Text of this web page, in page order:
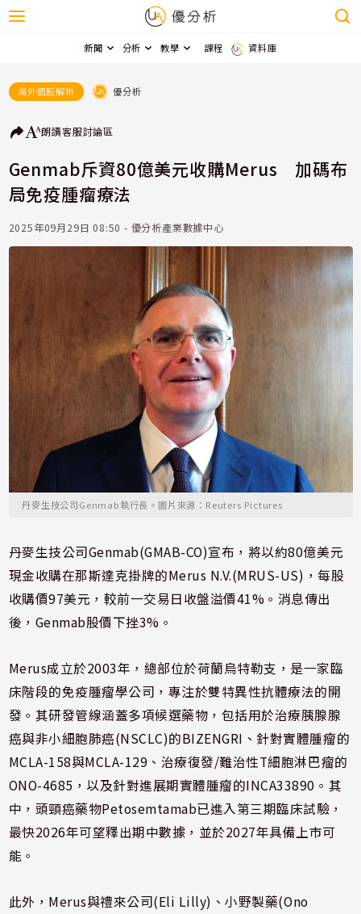
新聞 分析 教學 課程 資料庫
海外個股解析 優分析
朗讀客服討論區
Genmab斥資80億美元收購Merus 加碼布
局免疫腫瘤療法
2025年09月29日 08:50 - 優分析產業數據中心
丹麥生技公司Genmab執行長。圖片來源：Reuters Pictures
丹麥生技公司Genmab(GMAB-CO)宣布，將以約80億美元
現金收購在那斯達克掛牌的Merus N.V.(MRUS-US)，每股
收購價97美元，較前一交易日收盤溢價41%。消息傳出
後，Genmab股價下挫3%。
Merus成立於2003年，總部位於荷蘭烏特勒支，是一家臨
床階段的免疫腫瘤學公司，專注於雙特異性抗體療法的開
發。其研發管線涵蓋多項候選藥物，包括用於治療胰腺腺
癌與非小細胞肺癌(NSCLC)的BIZENGRI、針對實體腫瘤的
MCLA-158與MCLA-129、治療復發/難治性T細胞淋巴瘤的
ONO-4685，以及針對進展期實體腫瘤的INCA33890。其
中，頭頸癌藥物Petosemtamab已進入第三期臨床試驗，
最快2026年可望釋出期中數據，並於2027年具備上市可
能。
此外，Merus與禮來公司(Eli Lilly)、小野製藥(Ono